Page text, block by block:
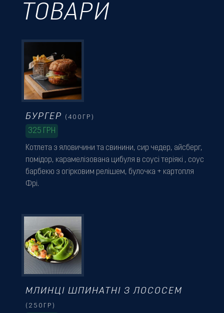
ТОВАРИ
Котлета з яловичини та свинини, сир чедер, айсберг,
помідор, карамелізована цибуля в соусі теріякі , соус
барбекю з огірковим релішем, булочка + картопля
Фрі.
БУРГЕР (400ГР)
325 ГРН
МЛИНЦІ ШПИНАТНІ З ЛОСОСЕМ
(250ГР)